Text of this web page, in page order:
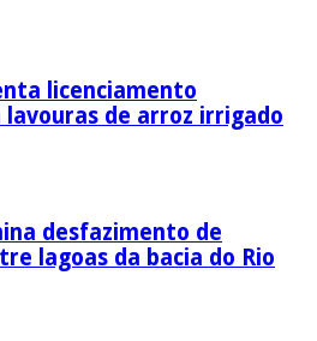
licenciamento
de arroz irrigado
desfazimento de
lagoas da bacia do Rio